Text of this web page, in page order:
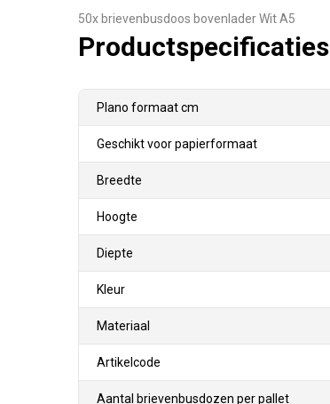
50x brievenbusdoos bovenlader Wit A5
Productspecificaties
Plano formaat cm
Geschikt voor papierformaat
Breedte
Hoogte
Diepte
Kleur
Materiaal
Artikelcode
Aantal brievenbusdozen per pallet